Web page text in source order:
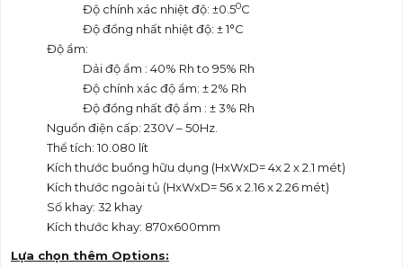
Độ chính xác nhiệt độ: ±0.50C
Độ đồng nhất nhiệt độ: ± 1°C
Độ ẩm:
Dải độ ẩm : 40% Rh to 95% Rh
Độ chính xác độ ẩm: ± 2% Rh
Độ đồng nhất độ ẩm : ± 3% Rh
Nguồn điện cấp: 230V – 50Hz.
Thể tích: 10.080 lít
Kích thước buồng hữu dụng (HxWxD= 4x 2 x 2.1 mét)
Kích thước ngoài tủ (HxWxD= 56 x 2.16 x 2.26 mét)
Số khay: 32 khay
Kích thước khay: 870x600mm
Lựa chọn thêm Options: